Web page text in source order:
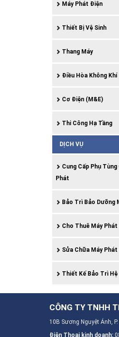
Máy Phát Điện
Thiết Bị Vệ Sinh
Thang Máy
Điều Hòa Không Khí
Cơ Điện (M&E)
Thi Công Hạ Tầng
DỊCH VỤ
Cung Cấp Phụ
Phát
Bảo Trì Bảo Dưỡng
Cho Thuê Máy
Sửa Chữa Máy
Thiết Kế Bảo Trì
CÔNG TY TNHH
10B Sương Nguyệt Ánh,
Điện Thoại kinh doanh: